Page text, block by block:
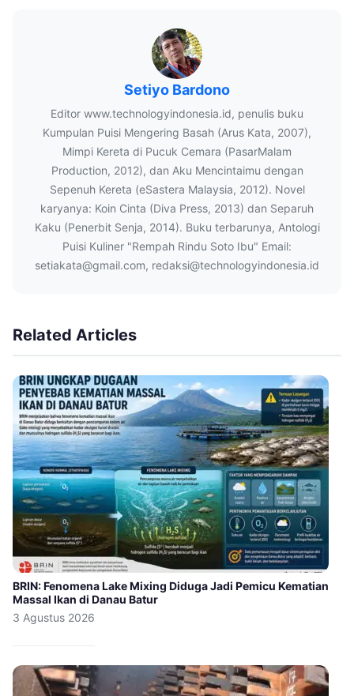
Setiyo Bardono
Editor www.technologyindonesia.id, penulis buku
Kumpulan Puisi Mengering Basah (Arus Kata, 2007),
Mimpi Kereta di Pucuk Cemara (PasarMalam
Production, 2012), dan Aku Mencintaimu dengan
Sepenuh Kereta (eSastera Malaysia, 2012). Novel
karyanya: Koin Cinta (Diva Press, 2013) dan Separuh
Kaku (Penerbit Senja, 2014). Buku terbarunya, Antologi
Puisi Kuliner "Rempah Rindu Soto Ibu" Email:
setiakata@gmail.com, redaksi@technologyindonesia.id
Related Articles
BRIN: Fenomena Lake Mixing Diduga Jadi Pemicu Kematian
Massal Ikan di Danau Batur
3 Agustus 2026